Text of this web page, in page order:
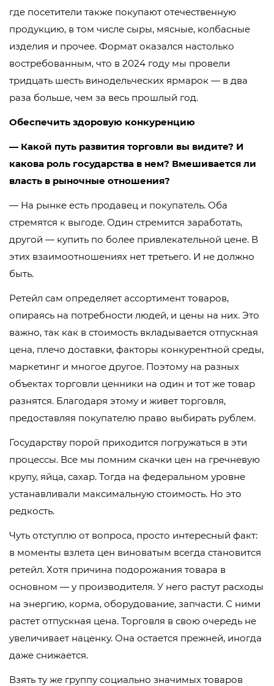
где посетители также покупают отечественную
продукцию, в том числе сыры, мясные, колбасные
изделия и прочее. Формат оказался настолько
востребованным, что в 2024 году мы провели
тридцать шесть винодельческих ярмарок — в два
раза больше, чем за весь прошлый год.
Обеспечить здоровую конкуренцию
— Какой путь развития торговли вы видите? И
какова роль государства в нем? Вмешивается ли
власть в рыночные отношения?
— На рынке есть продавец и покупатель. Оба
стремятся к выгоде. Один стремится заработать,
другой — купить по более привлекательной цене. В
этих взаимоотношениях нет третьего. И не должно
быть.
Ретейл сам определяет ассортимент товаров,
опираясь на потребности людей, и цены на них. Это
важно, так как в стоимость вкладывается отпускная
цена, плечо доставки, факторы конкурентной среды,
маркетинг и многое другое. Поэтому на разных
объектах торговли ценники на один и тот же товар
разнятся. Благодаря этому и живет торговля,
предоставляя покупателю право выбирать рублем.
Государству порой приходится погружаться в эти
процессы. Все мы помним скачки цен на гречневую
крупу, яйца, сахар. Тогда на федеральном уровне
устанавливали максимальную стоимость. Но это
редкость.
Чуть отступлю от вопроса, просто интересный факт:
в моменты взлета цен виноватым всегда становится
ретейл. Хотя причина подорожания товара в
основном — у производителя. У него растут расходы
на энергию, корма, оборудование, запчасти. С ними
растет отпускная цена. Торговля в свою очередь не
увеличивает наценку. Она остается прежней, иногда
даже снижается.
Взять ту же группу социально значимых товаров